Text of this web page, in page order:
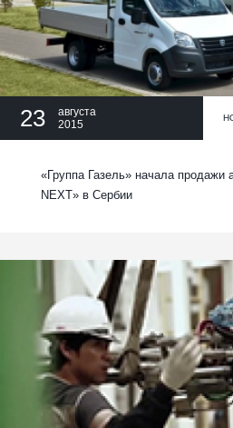
23
августа
2015
«Группа Газель» начала продажи
NEXT» в Сербии